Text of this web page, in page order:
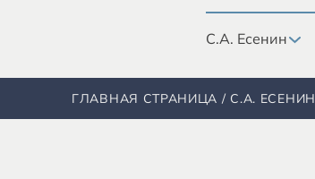
С.А. Есенин
ГЛАВНАЯ СТРАНИЦА С.А. ЕСЕНИН